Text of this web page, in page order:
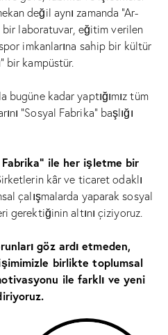
değil aynı zamanda “Ar-
bir laboratuvar, eğitim verilen
imkanlarına sahip bir kültür
bir kampüstür.
bugüne kadar yaptığımız tüm
“Sosyal Fabrika” başlığı
ile her işletme bir
kâr ve ticaret odaklı
çalışmalarda yaparak sosyal
gerektiğinin altını çiziyoruz.
göz ardı etmeden,
birlikte toplumsal
ile farklı ve yeni